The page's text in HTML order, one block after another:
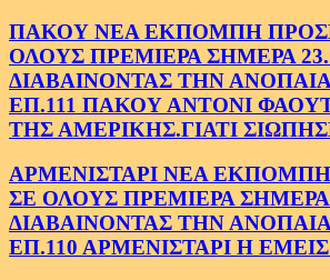
ΠΑΚΟΥ ΝΕΑ ΕΚΠΟΜΠΗ
ΟΛΟΥΣ ΠΡΕΜΙΕΡΑ ΣΗΜΕΡΑ
ΔΙΑΒΑΙΝΟΝΤΑΣ ΤΗΝ ΑΝΟΠΑΙΑ
ΕΠ.111 ΠΑΚΟΥ ΑΝΤΟΝΙ
ΤΗΣ ΑΜΕΡΙΚΗΣ.ΓΙΑΤΙ
ΑΡΜΕΝΙΣΤΑΡΙ ΝΕΑ
ΣΕ ΟΛΟΥΣ ΠΡΕΜΙΕΡΑ ΣΗΜΕΡΑ
ΔΙΑΒΑΙΝΟΝΤΑΣ ΤΗΝ ΑΝΟΠΑΙΑ
ΕΠ.110 ΑΡΜΕΝΙΣΤΑΡΙ Η